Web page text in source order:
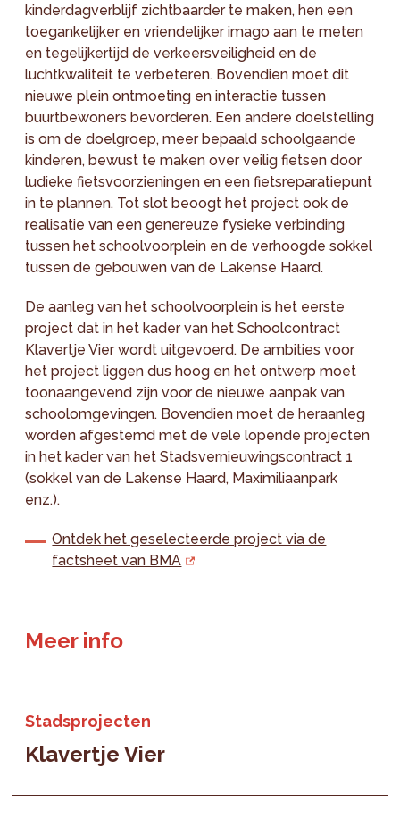
kinderdagverblijf zichtbaarder te maken, hen een
toegankelijker en vriendelijker imago aan te meten
en tegelijkertijd de verkeersveiligheid en de
luchtkwaliteit te verbeteren. Bovendien moet dit
nieuwe plein ontmoeting en interactie tussen
buurtbewoners bevorderen. Een andere doelstelling
is om de doelgroep, meer bepaald schoolgaande
kinderen, bewust te maken over veilig fietsen door
ludieke fietsvoorzieningen en een fietsreparatiepunt
in te plannen. Tot slot beoogt het project ook de
realisatie van een genereuze fysieke verbinding
tussen het schoolvoorplein en de verhoogde sokkel
tussen de gebouwen van de Lakense Haard.
De aanleg van het schoolvoorplein is het eerste
project dat in het kader van het Schoolcontract
Klavertje Vier wordt uitgevoerd. De ambities voor
het project liggen dus hoog en het ontwerp moet
toonaangevend zijn voor de nieuwe aanpak van
schoolomgevingen. Bovendien moet de heraanleg
worden afgestemd met de vele lopende projecten
in het kader van hetStadsvernieuwingscontract 1
(sokkel van de Lakense Haard, Maximiliaanpark
enz.).
Ontdek het geselecteerde project via de
factsheet van BMA
Meer info
Stadsprojecten
Klavertje Vier